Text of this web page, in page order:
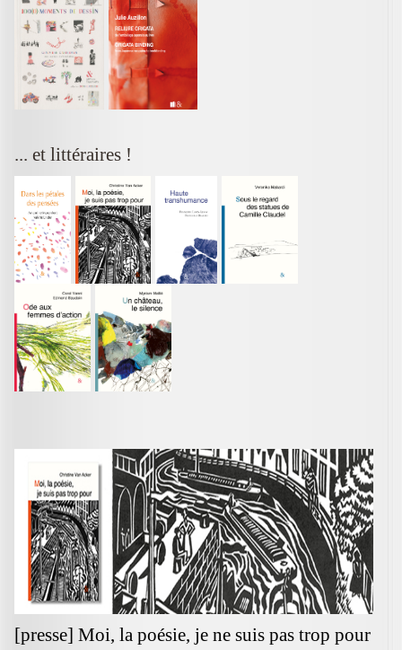
... et littéraires !
[presse] Moi, la poésie, je ne suis pas trop pour